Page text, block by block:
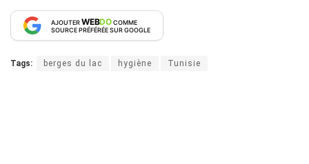
AJOUTERWEBDOCOMME
SOURCE PRÉFÉRÉE SUR GOOGLE
Tags: berges du lac hygiène Tunisie